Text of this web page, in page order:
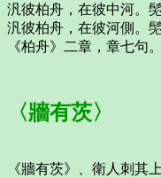
汎彼柏舟，在彼中河。
汎彼柏舟，在彼河側。
《柏舟》二章，章七句。
〈牆有茨〉
《牆有茨》、衛人刺其